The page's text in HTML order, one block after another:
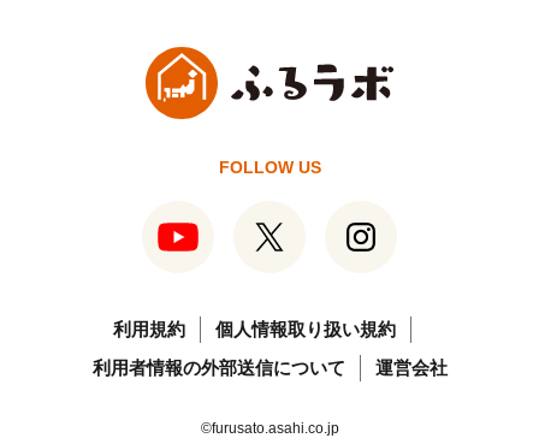
FOLLOW US
利用規約
個人情報取り扱い規約
利用者情報の外部送信について
運営会社
©furusato.asahi.co.jp